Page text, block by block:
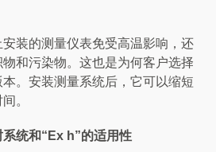
装的测量仪表免受高温影响，还
和污染物。这也是为何客户选择
。安装测量系统后，它可以缩短
。
统和“Ex h”的适用性